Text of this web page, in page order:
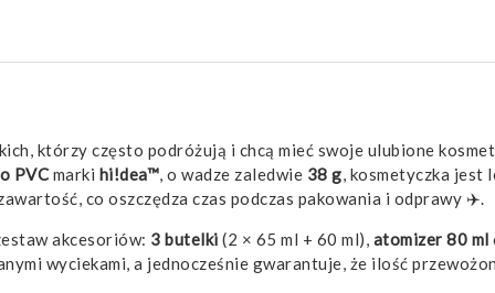
którzy często podróżują i chcą mieć swoje ulubione
PVC marki hi!dea™, o wadze zaledwie 38 g, kosmetyczka jest
co oszczędza czas podczas pakowania i odprawy ✈️.
akcesoriów: 3 butelki (2 × 65 ml + 60 ml), atomizer 80 ml
wyciekami, a jednocześnie gwarantuje, że ilość